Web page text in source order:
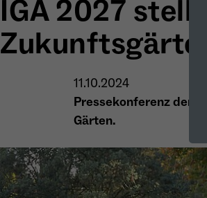
IGA 2027
11.10.2024
Pressekonferenz der
Gärten.